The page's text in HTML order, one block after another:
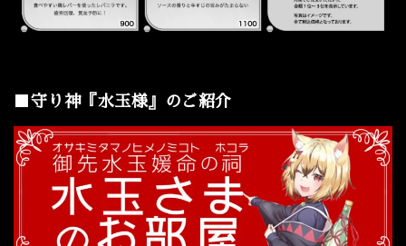
■守り神『水玉様』のご紹介